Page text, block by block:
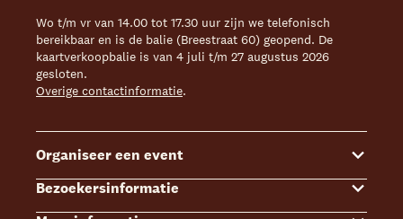
Wo t/m vr van 14.00 tot 17.30 uur zijn we telefonisch
bereikbaar en is de balie (Breestraat 60) geopend. De
kaartverkoopbalie is van 4 juli t/m 27 augustus 2026
gesloten.
Overige contactinformatie.
Organiseer een event
Events
Bezoekersinformatie